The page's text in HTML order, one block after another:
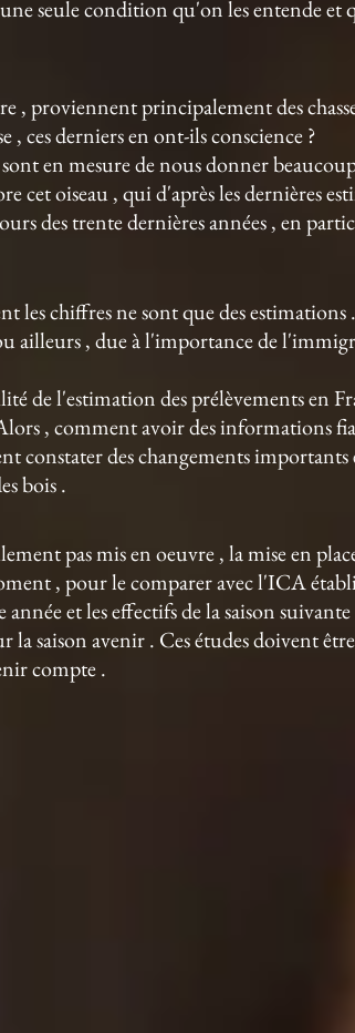
une seule condition qu'on les entende
, proviennent principalement des
, ces derniers en ont-ils conscience ?
en mesure de nous donner
cet oiseau , qui d'après les dernières
des trente dernières années , en
les chiffres ne sont que des
ailleurs , due à l'importance de
de l'estimation des prélèvements en
, comment avoir des informations
constater des changements
bois .
pas mis en oeuvre , la mise en
, pour le comparer avec l'ICA
et les effectifs de la saison
saison avenir . Ces études doivent
compte .